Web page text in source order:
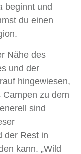
beginnt und
du einen
Nähe des
und der
hingewiesen,
Campen zu dem
sind
der Rest in
kann. „Wild